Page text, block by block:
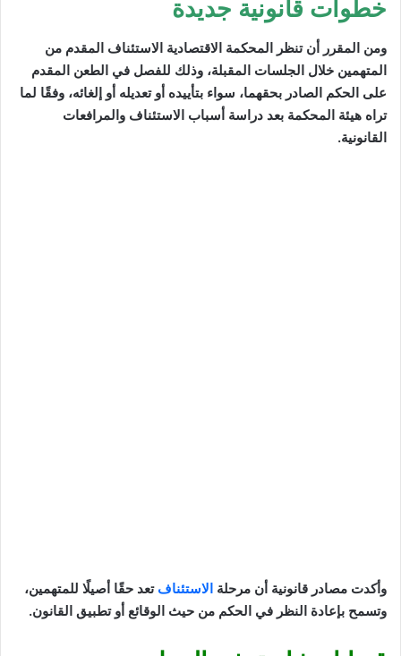
خطوات قانونية جديدة
ومن المقرر أن تنظر المحكمة الاقتصادية الاستئناف المقدم من
المتهمين خلال الجلسات المقبلة، وذلك للفصل في الطعن المقدم
على الحكم الصادر بحقهما، سواء بتأييده أو تعديله أو إلغائه، وفقًا لما
تراه هيئة المحكمة بعد دراسة أسباب الاستئناف والمرافعات
القانونية.
وأكدت مصادر قانونية أن مرحلة الاستئناف تعد حقًا أصيلًا للمتهمين،
وتسمح بإعادة النظر في الحكم من حيث الوقائع أو تطبيق القانون.